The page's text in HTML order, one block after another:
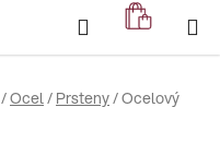
Hledat
KOŠÍK
/Ocel/ Prsteny/Ocelový